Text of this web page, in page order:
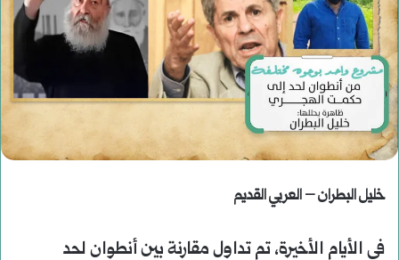
خليل البطران – العربي القديم
في الأيام الأخيرة، تم تداول مقارنة بين أنطوان لحد